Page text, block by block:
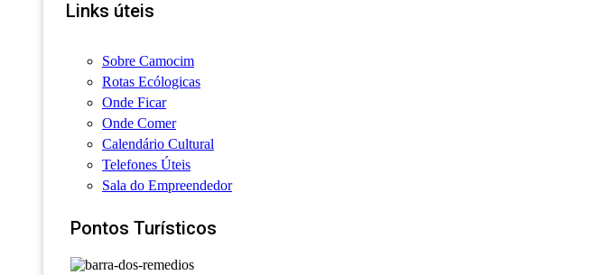
Links úteis
Sobre Camocim
Rotas Ecólogicas
Onde Ficar
Onde Comer
Calendário Cultural
Telefones Úteis
Sala do Empreendedor
Pontos Turísticos